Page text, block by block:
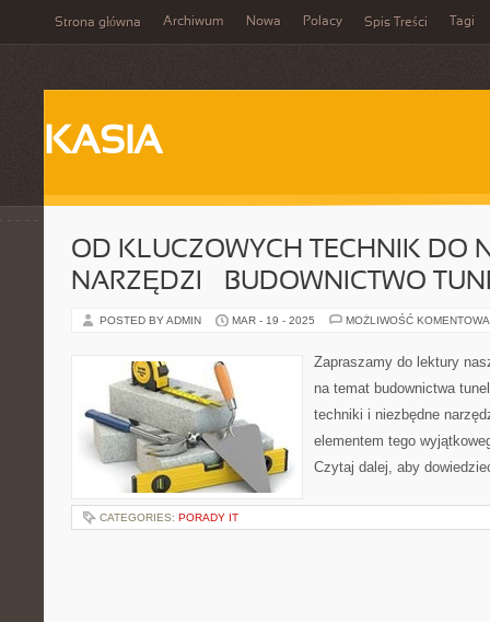
Strona główna Archiwum Nowa Polacy Spis Treści Tagi
KASIA
OD KLUCZOWYCH TECHNIK DO
NARZĘDZI – BUDOWNICTWO
POSTED BY ADMIN MAR - 19 - 2025 MOŻLIWOŚĆ
Zapraszamy do lektury
na temat budownictwa
techniki i niezbędne
elementem tego
Czytaj dalej, aby
CATEGORIES: PORADY IT